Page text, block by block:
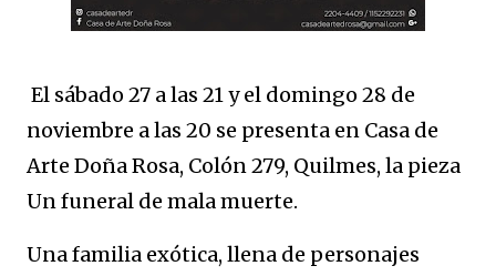
El sábado 27 a las 21 y el domingo 28 de
noviembre a las 20 se presenta en Casa de
Arte Doña Rosa, Colón 279, Quilmes, la pieza
Un funeral de mala muerte.
Una familia exótica, llena de personajes